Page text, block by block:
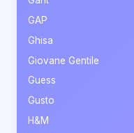
GAP
Ghisa
Giovane Gentile
Guess
Gusto
H&M